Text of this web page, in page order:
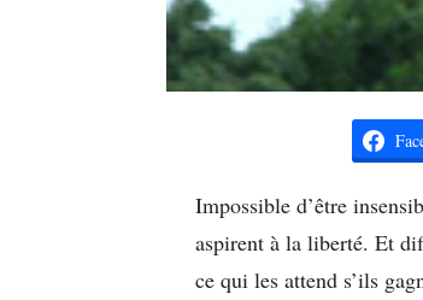
Impossible d’être
aspirent à la liberté. Et
ce qui les attend s’ils